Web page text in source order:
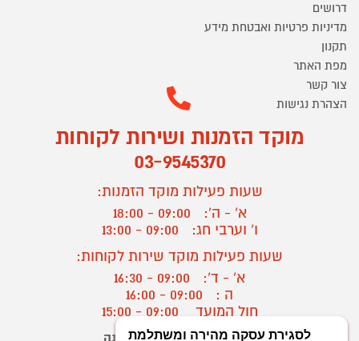
דרושים
מדיניות פרטיות ואבטחת מידע
תקנון
מפת האתר
צור קשר
הצהרת נגישות
מוקד הזמנות ושירות לקוחות
03-9545370
שעות פעילות מוקד הזמנות:
א' - ה':
09:00 - 18:00
ו' וערבי חג:
09:00 - 13:00
שעות פעילות מוקד שירות לקוחות:
א' - ד':
09:00 - 16:30
ה :
09:00 - 16:00
חול המועד
? יצירת קשר/ביטול הזמנה